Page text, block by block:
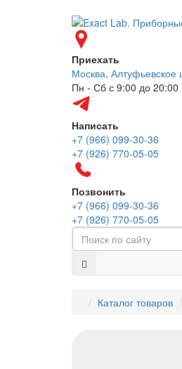
Приехать
Москва, Алтуфьевское
Пн - Сб с 9:00 до 20:00
Написать
+7 (966) 099-30-36
+7 (926) 770-05-05
Позвонить
+7 (966) 099-30-36
+7 (926) 770-05-05
Каталог товаров